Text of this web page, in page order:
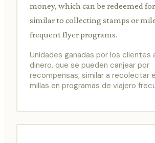
money, which can be redeemed
similar to collecting stamps or
frequent flyer programs.
Unidades ganadas por los clientes
dinero, que se pueden canjear por
recompensas; similar a recolectar
millas en programas de viajero